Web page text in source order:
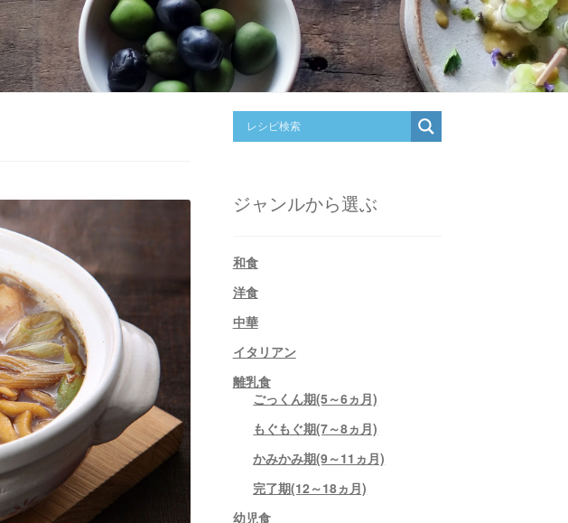
ジャンルから選ぶ
和食
洋食
中華
イタリアン
離乳食
ごっくん期(5～6ヵ月)
もぐもぐ期(7～8ヵ月)
かみかみ期(9～11ヵ月)
完了期(12～18ヵ月)
幼児食